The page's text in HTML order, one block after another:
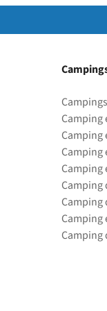
Camping
Camping
Camping
Camping
Camping
Camping
Camping
Camping